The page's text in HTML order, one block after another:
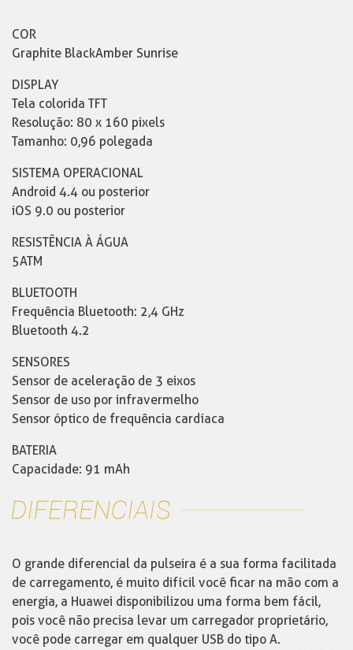
COR
Graphite BlackAmber Sunrise
DISPLAY
Tela colorida TFT
Resolução: 80 x 160 pixels
Tamanho: 0,96 polegada
SISTEMA OPERACIONAL
Android 4.4 ou posterior
iOS 9.0 ou posterior
RESISTÊNCIA À ÁGUA
5ATM
BLUETOOTH
Frequência Bluetooth: 2,4 GHz
Bluetooth 4.2
SENSORES
Sensor de aceleração de 3 eixos
Sensor de uso por infravermelho
Sensor óptico de frequência cardíaca
BATERIA
Capacidade: 91 mAh
O grande diferencial da pulseira é a sua forma facilitada
de carregamento, é muito difícil você ficar na mão com a
energia, a Huawei disponibilizou uma forma bem fácil,
pois você não precisa levar um carregador proprietário,
você pode carregar em qualquer USB do tipo A.